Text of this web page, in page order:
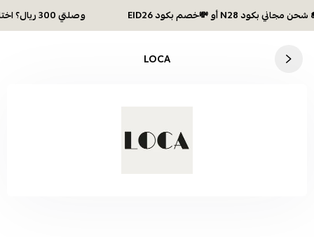
وصلتي 300 ريال؟ اختاري هديتك :🏍 شحن مجاني بكود N28 أو 💸خصم بكود EID26
LOCA